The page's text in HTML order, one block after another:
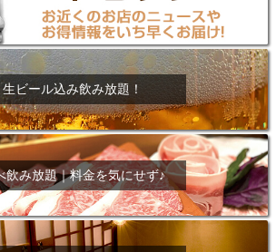
生ビール込み飲み放題！
飲み放題｜料金を気にせず♪